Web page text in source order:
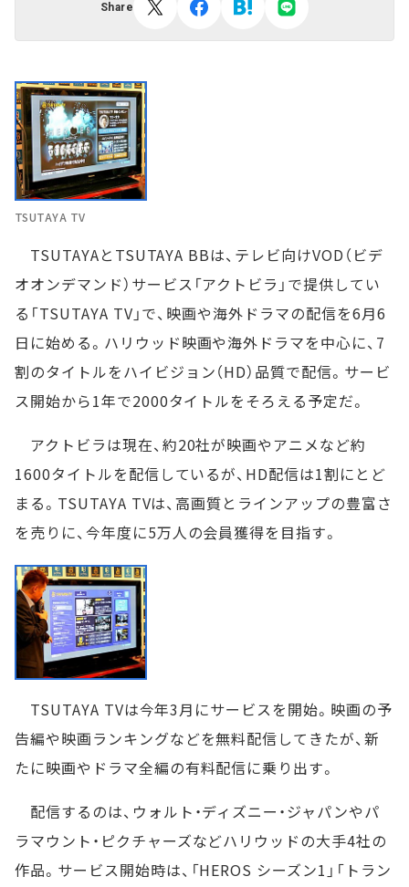
Share
TSUTAYA TV
TSUTAYAとTSUTAYA BBは、テレビ向けVOD（ビデ
オオンデマンド）サービス「アクトビラ」で提供してい
る「TSUTAYA TV」で、映画や海外ドラマの配信を6月6
日に始める。ハリウッド映画や海外ドラマを中心に、7
割のタイトルをハイビジョン（HD）品質で配信。サービ
ス開始から1年で2000タイトルをそろえる予定だ。
アクトビラは現在、約20社が映画やアニメなど約
1600タイトルを配信しているが、HD配信は1割にとど
まる。TSUTAYA TVは、高画質とラインアップの豊富さ
を売りに、今年度に5万人の会員獲得を目指す。
TSUTAYA TVは今年3月にサービスを開始。映画の予
告編や映画ランキングなどを無料配信してきたが、新
たに映画やドラマ全編の有料配信に乗り出す。
配信するのは、ウォルト・ディズニー・ジャパンやパ
ラマウント・ピクチャーズなどハリウッドの大手4社の
作品。サービス開始時は、「HEROS シーズン1」「トラン